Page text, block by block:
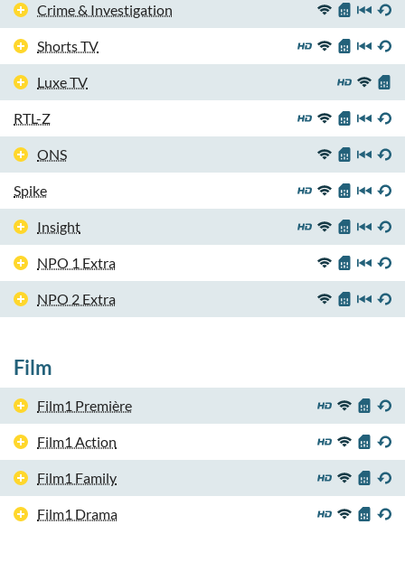
Crime & Investigation
Shorts TV
Luxe TV
RTL-Z
ONS
Spike
Insight
NPO 1 Extra
NPO 2 Extra
Film
Film1 Première
Film1 Action
Film1 Family
Film1 Drama